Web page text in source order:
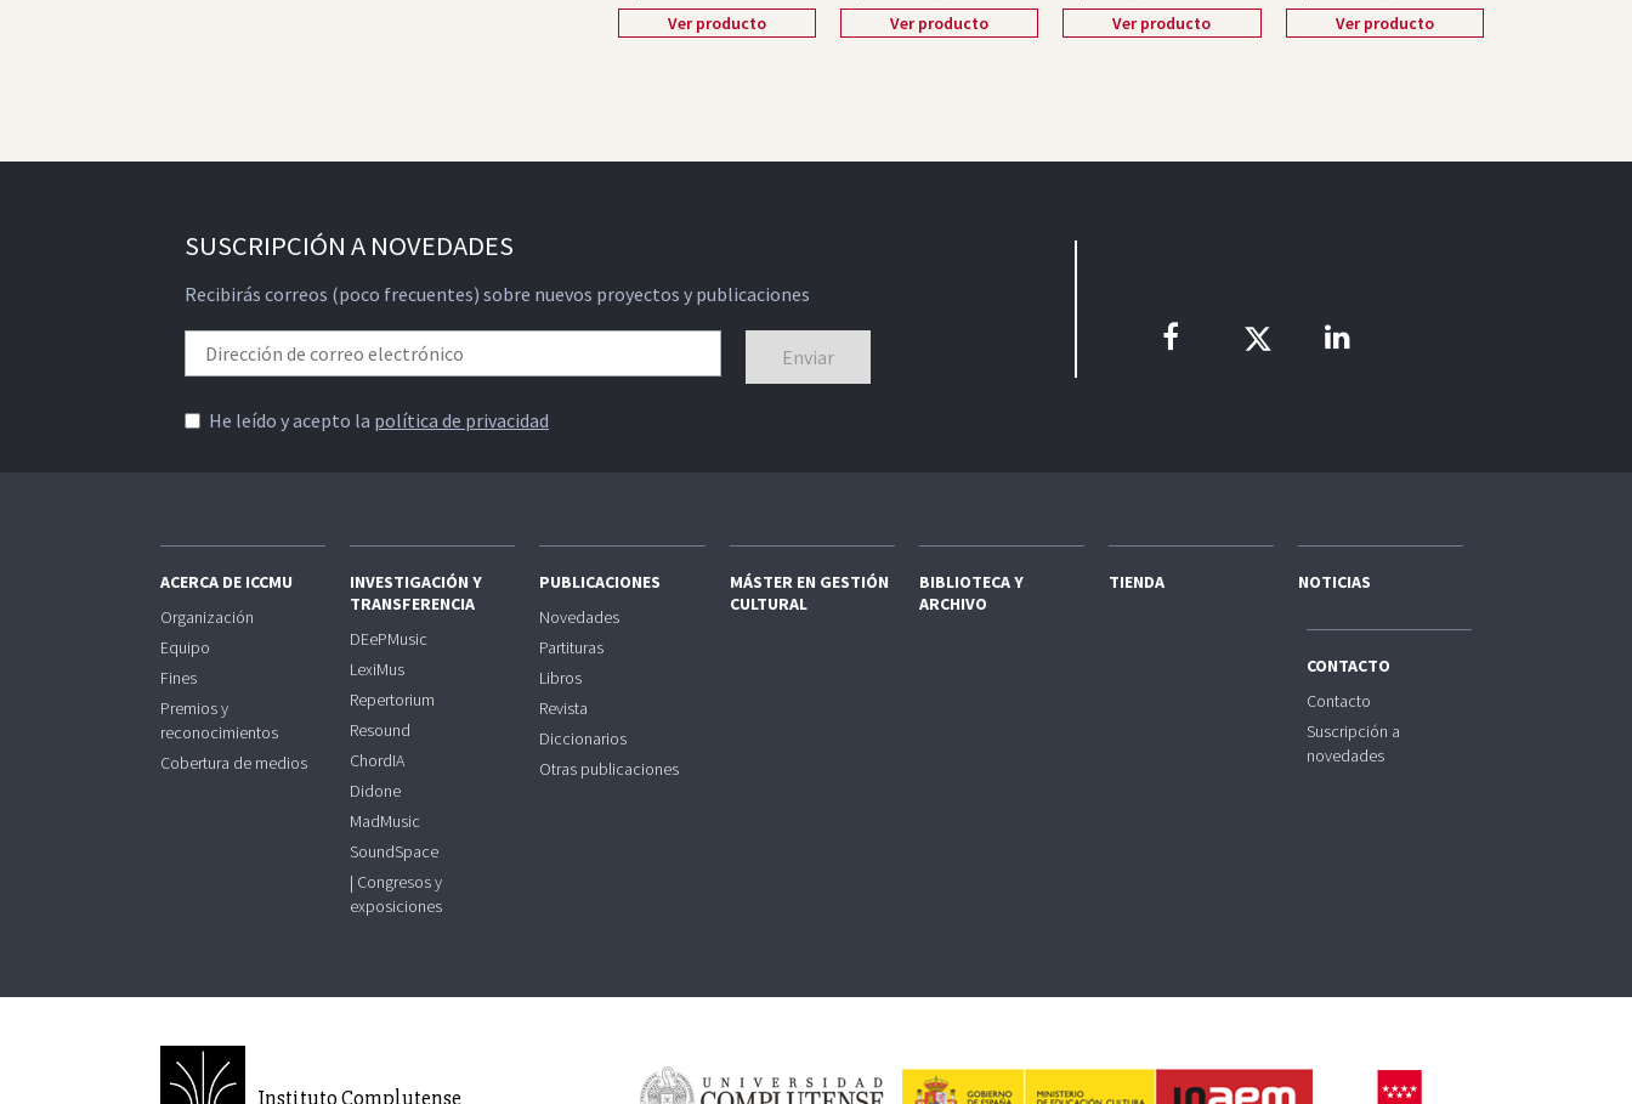
Ver producto Ver producto Ver producto Ver producto
SUSCRIPCIÓN A NOVEDADES
Recibirás correos (poco frecuentes) sobre nuevos proyectos y publicaciones
He leído y acepto la política de privacidad
ACERCA DE ICCMU
Organización
Equipo
Fines
Premios y
reconocimientos
Cobertura de medios
INVESTIGACIÓN Y
TRANSFERENCIA
DEePMusic
LexiMus
Repertorium
Resound
ChordIA
Didone
MadMusic
SoundSpace
| Congresos y
exposiciones
PUBLICACIONES
Novedades
Partituras
Libros
Revista
Diccionarios
Otras publicaciones
MÁSTER EN GESTIÓN
CULTURAL
BIBLIOTECA Y
ARCHIVO
TIENDA NOTICIAS
CONTACTO
Contacto
Suscripción a
novedades
Instituto Complutense